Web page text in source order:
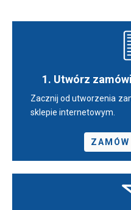
1. Utwórz
Zacznij od utworzenia
sklepie internetowym.